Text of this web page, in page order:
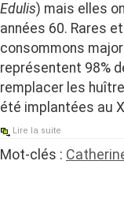
Edulis) mais elles
années 60. Rares
consommons
représentent 98%
remplacer les
été implantées au
Lire la suite
Mot-clés :